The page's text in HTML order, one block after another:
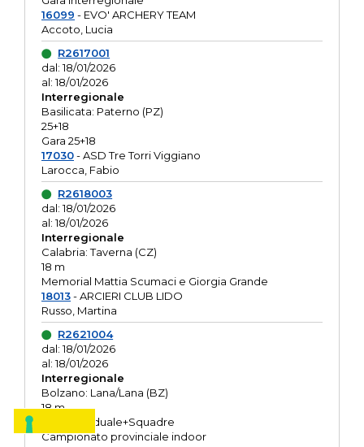
16099 - EVO' ARCHERY TEAM
Accoto, Lucia
R2617001
dal: 18/01/2026
al: 18/01/2026
Interregionale
Basilicata: Paterno (PZ)
25+18
Gara 25+18
17030- ASD Tre Torri Viggiano
Larocca, Fabio
R2618003
dal: 18/01/2026
al: 18/01/2026
Interregionale
Calabria: Taverna (CZ)
18 m
Memorial Mattia Scumaci e Giorgia Grande
18013- ARCIERI CLUB LIDO
Russo, Martina
R2621004
dal: 18/01/2026
al: 18/01/2026
Interregionale
Bolzano: Lana/Lana (BZ)
18 m
O.R. Individuale+Squadre
Campionato provinciale indoor